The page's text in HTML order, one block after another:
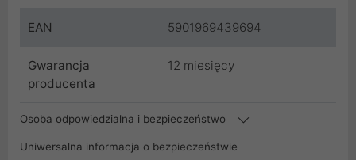
EAN 5901969439694
Gwarancja
producenta
12 miesięcy
Osoba odpowiedzialna i bezpieczeństwo
Uniwersalna informacja o bezpieczeństwie